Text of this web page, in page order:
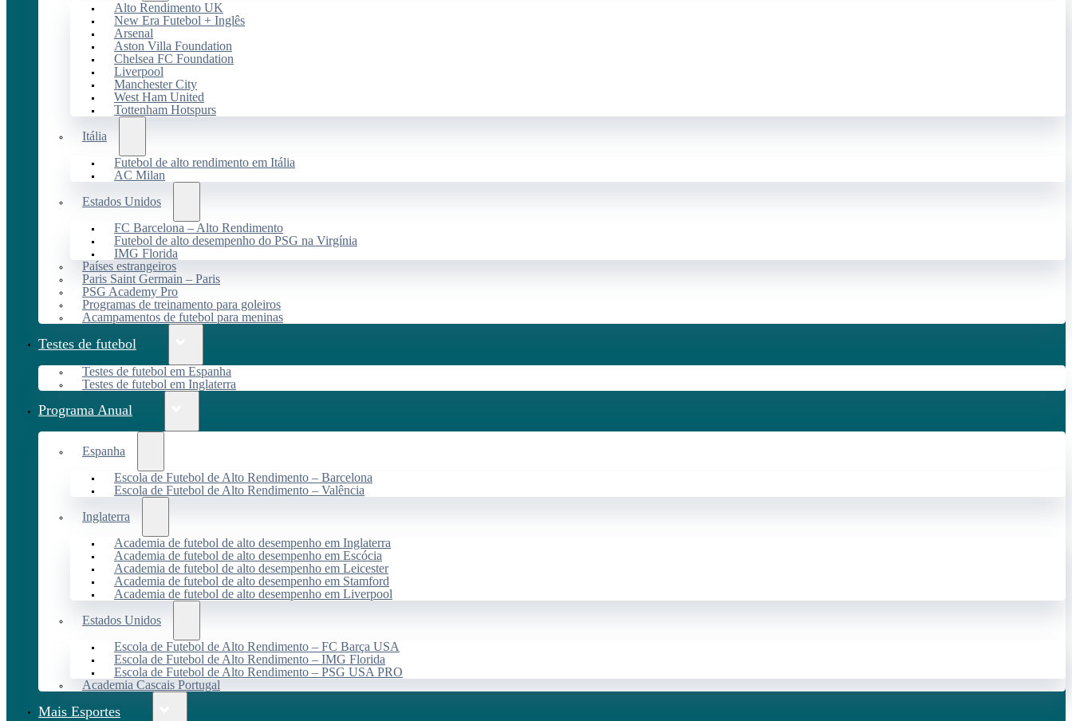
Alto Rendimento UK
New Era Futebol + Inglês
Arsenal
Aston Villa Foundation
Chelsea FC Foundation
Liverpool
Manchester City
West Ham United
Tottenham Hotspurs
Itália
Futebol de alto rendimento em Itália
AC Milan
Estados Unidos
FC Barcelona – Alto Rendimento
Futebol de alto desempenho do PSG na Virgínia
IMG Florida
Países estrangeiros
Paris Saint Germain – Paris
PSG Academy Pro
Programas de treinamento para goleiros
Acampamentos de futebol para meninas
Testes de futebol
Testes de futebol em Espanha
Testes de futebol em Inglaterra
Programa Anual
Espanha
Escola de Futebol de Alto Rendimento – Barcelona
Escola de Futebol de Alto Rendimento – Valência
Inglaterra
Academia de futebol de alto desempenho em Inglaterra
Academia de futebol de alto desempenho em Escócia
Academia de futebol de alto desempenho em Leicester
Academia de futebol de alto desempenho em Stamford
Academia de futebol de alto desempenho em Liverpool
Estados Unidos
Escola de Futebol de Alto Rendimento – FC Barça USA
Escola de Futebol de Alto Rendimento – IMG Florida
Escola de Futebol de Alto Rendimento – PSG USA PRO
Academia Cascais Portugal
Mais Esportes